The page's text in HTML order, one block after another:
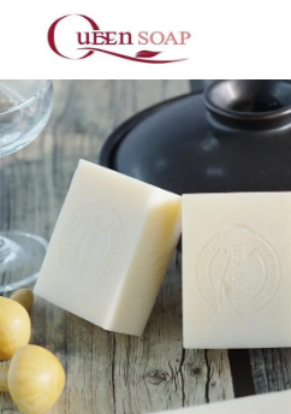
您的購物車目
繼續購